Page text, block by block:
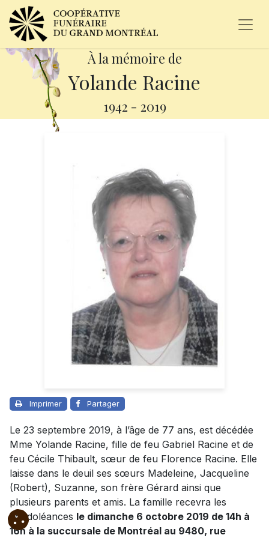
À la mémoire de
Yolande Racine
1942 - 2019
Imprimer Partager
Le 23 septembre 2019, à l’âge de 77 ans, est décédée
Mme Yolande Racine, fille de feu Gabriel Racine et de
feu Cécile Thibault, sœur de feu Florence Racine. Elle
laisse dans le deuil ses sœurs Madeleine, Jacqueline
(Robert), Suzanne, son frère Gérard ainsi que
plusieurs parents et amis. La famille recevra les
condoléances le dimanche 6 octobre 2019 de 14h à
16h à la succursale de Montréal au 9480, rue